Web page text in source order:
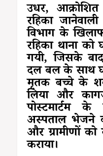
उधर, आक्रोशित
रहिका
विभाग के
रहिका थाना को
गयी, जिसके
दल बल के साथ
मृतक बच्चे के
लिया और
पोस्टमार्टम
अस्पताल भेजने
और ग्रामीणों
कराया।